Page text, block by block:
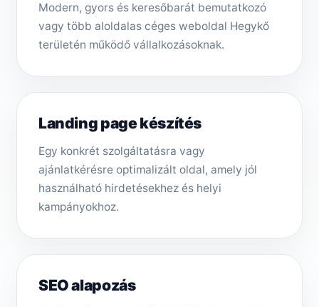
Modern, gyors és keresőbarát bemutatkozó
vagy több aloldalas céges weboldal Hegykő
területén működő vállalkozásoknak.
Landing page készítés
Egy konkrét szolgáltatásra vagy
ajánlatkérésre optimalizált oldal, amely jól
használható hirdetésekhez és helyi
kampányokhoz.
SEO alapozás